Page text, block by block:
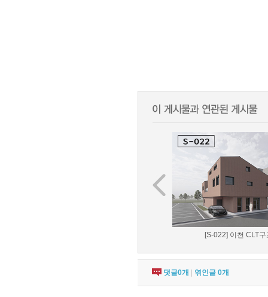
[S-022] 이천 CLT구
댓글0개 엮인글 0개